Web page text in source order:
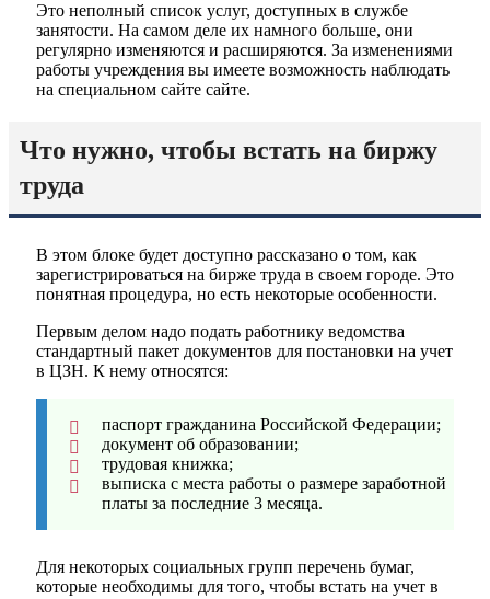
Это неполный список услуг, доступных в службе
занятости. На самом деле их намного больше, они
регулярно изменяются и расширяются. За изменениями
работы учреждения вы имеете возможность наблюдать
на специальном сайте сайте.
Что нужно, чтобы встать на биржу
труда
В этом блоке будет доступно рассказано о том, как
зарегистрироваться на бирже труда в своем городе. Это
понятная процедура, но есть некоторые особенности.
Первым делом надо подать работнику ведомства
стандартный пакет документов для постановки на учет
в ЦЗН. К нему относятся:
паспорт гражданина Российской Федерации;
документ об образовании;
трудовая книжка;
выписка с места работы о размере заработной
платы за последние 3 месяца.
Для некоторых социальных групп перечень бумаг,
которые необходимы для того, чтобы встать на учет в